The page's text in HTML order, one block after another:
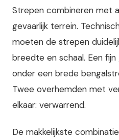
Strepen combineren met
gevaarlijk terrein.
moeten de strepen
breedte en schaal. Een
onder een brede
Twee overhemden met
elkaar: verwarrend.
De makkelijkste